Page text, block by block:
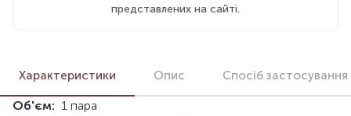
представлених на сайті.
Характеристики Опис Спосіб застосування
Об'єм: 1 пара